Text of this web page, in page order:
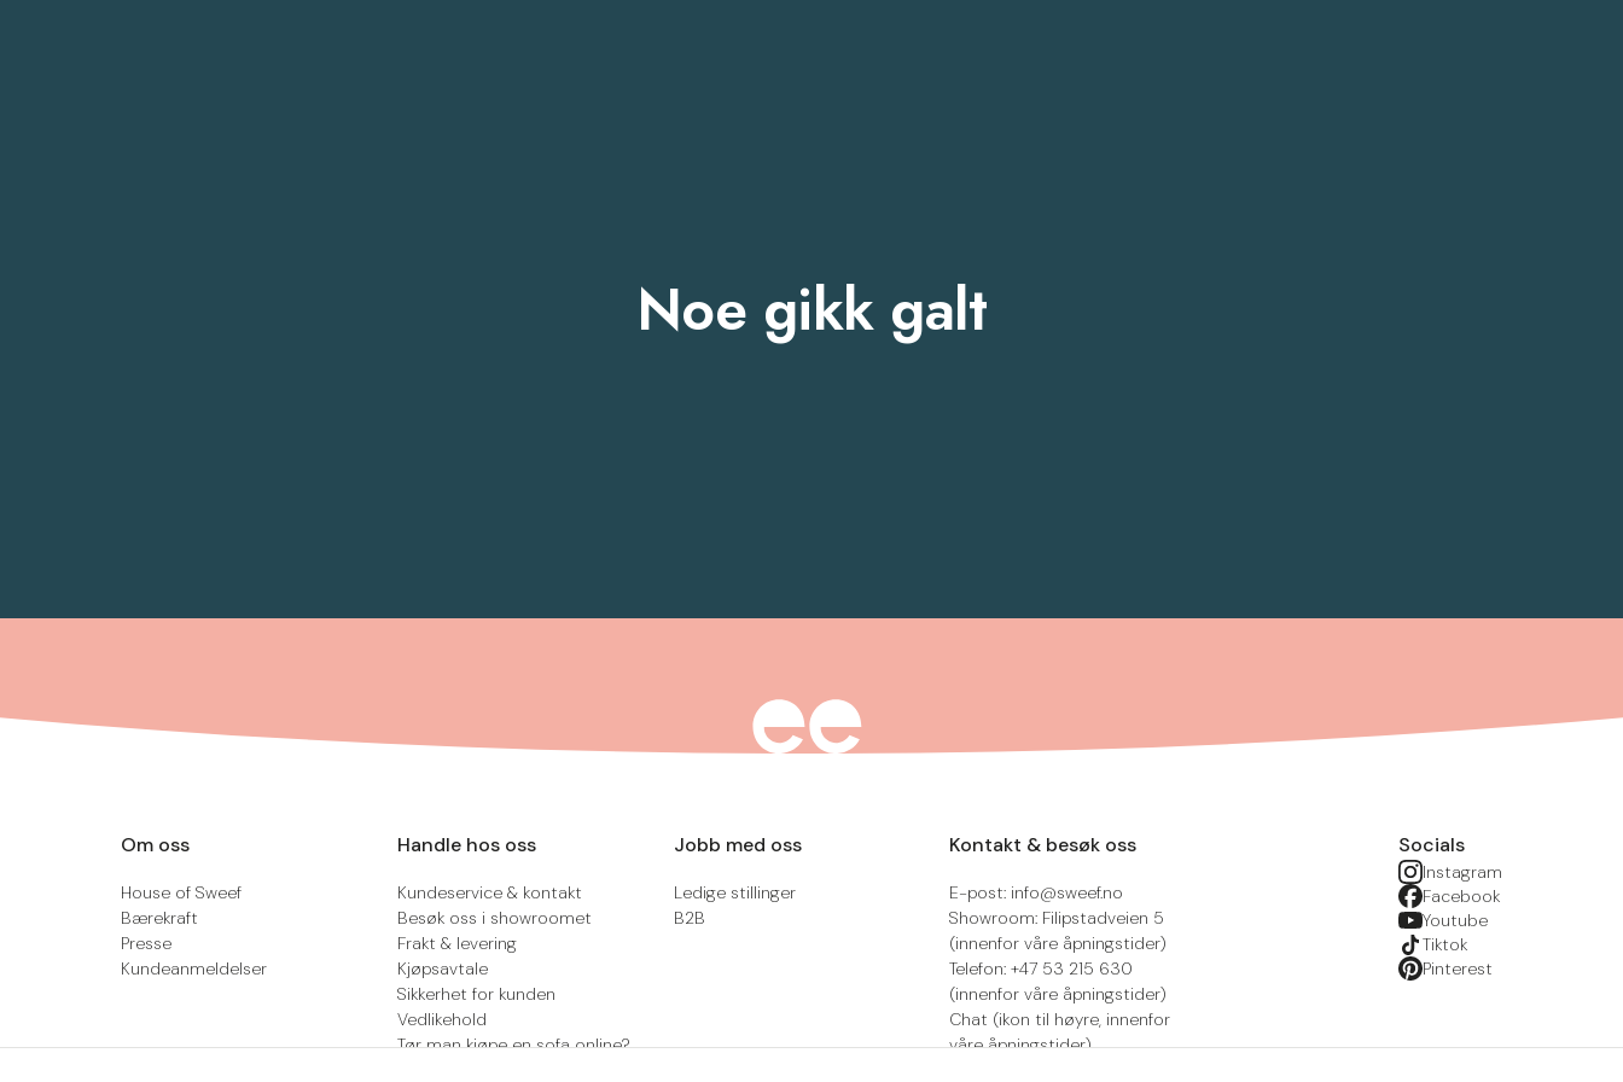
Noe gikk galt
Om oss
House of Sweef
Bærekraft
Presse
Kundeanmeldelser
Handle hos oss
Kundeservice & kontakt
Besøk oss i showroomet
Frakt & levering
Kjøpsavtale
Sikkerhet for kunden
Vedlikehold
Tør man kjøpe en sofa online?
Jobb med oss
Ledige stillinger
B2B
Kontakt & besøk oss
E-post: info@sweef.no
Showroom: Filipstadveien 5
(innenfor våre åpningstider)
Telefon: +47 53 215 630
(innenfor våre åpningstider)
Chat (ikon til høyre, innenfor
våre åpningstider)
Socials
Instagram
Facebook
Youtube
Tiktok
Pinterest